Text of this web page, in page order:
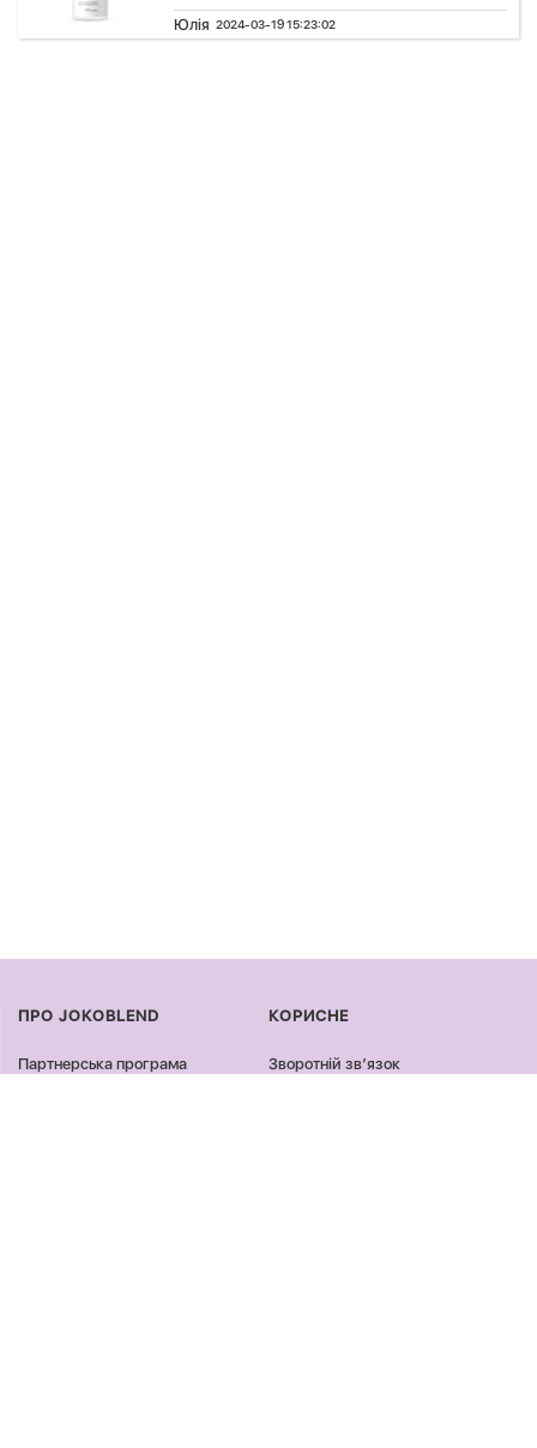
Юлія 2024-03-19 15:23:02
ПРО JOKOBLEND
Партнерська програма
КОРИСНЕ
Зворотній звʼязок